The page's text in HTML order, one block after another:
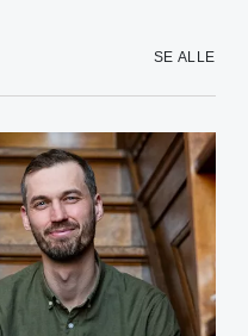
SE ALLE